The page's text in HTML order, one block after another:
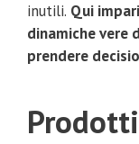
inutili. Qui
dinamiche vere
prendere